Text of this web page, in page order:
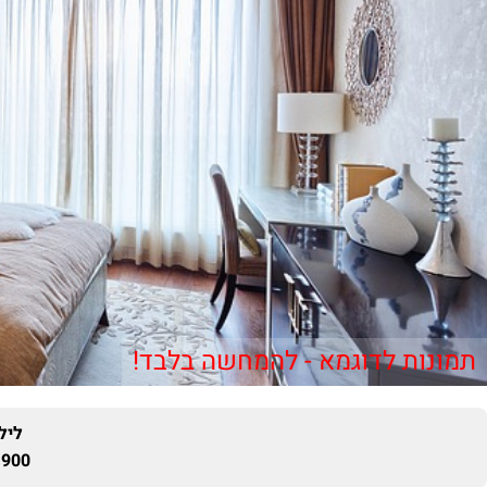
תמונות לדוגמא - להמחשה בלבד!
900 ₪